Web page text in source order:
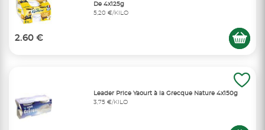
De 4x125g
5,20 €/KILO
2.60 €
Leader Price Yaourt à la Grecque Nature 4x150g
3,75 €/KILO